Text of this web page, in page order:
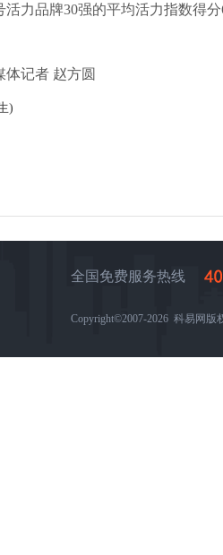
活力品牌30强的平均活力指数得
体记者 赵方圆
)
全国免费服务热线
Copyright©2007-2026 科易网版